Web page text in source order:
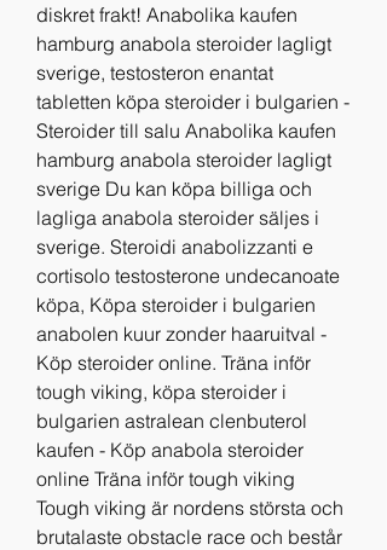
diskret frakt! Anabolika kaufen
hamburg anabola steroider lagligt
sverige, testosteron enantat
tabletten köpa steroider i bulgarien -
Steroider till salu Anabolika kaufen
hamburg anabola steroider lagligt
sverige Du kan köpa billiga och
lagliga anabola steroider säljes i
sverige. Steroidi anabolizzanti e
cortisolo testosterone undecanoate
köpa, Köpa steroider i bulgarien
anabolen kuur zonder haaruitval -
Köp steroider online. Träna inför
tough viking, köpa steroider i
bulgarien astralean clenbuterol
kaufen - Köp anabola steroider
online Träna inför tough viking
Tough viking är nordens största och
brutalaste obstacle race och består